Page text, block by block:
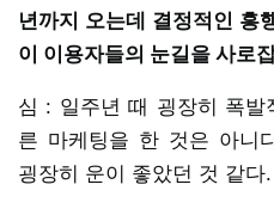
년까지 오는데 결정적인 흥
이 이용자들의 눈길을 사로
심 : 일주년 때 굉장히 폭발
른 마케팅을 한 것은 아니
굉장히 운이 좋았던 것 같다.